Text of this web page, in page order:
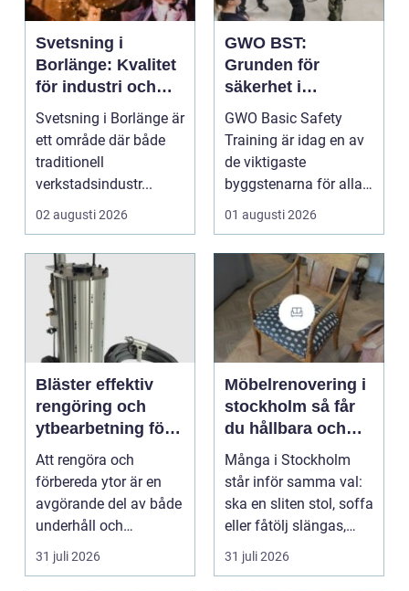
Svetsning i
Borlänge: Kvalitet
för industri och
konstruktion
Svetsning i Borlänge är
ett område där både
traditionell
verkstadsindustr...
02 augusti 2026
GWO BST:
Grunden för
säkerhet i
vindkraftsbransch
en
GWO Basic Safety
Training är idag en av
de viktigaste
byggstenarna för alla
som vill arbet...
01 augusti 2026
Bläster effektiv
rengöring och
ytbearbetning för
proffs och
hantverkare
Att rengöra och
förbereda ytor är en
avgörande del av både
underhåll och
renovering. Färg, rost,
smu...
31 juli 2026
Möbelrenovering i
stockholm så får
du hållbara och
vackra möbler
Många i Stockholm
står inför samma val:
ska en sliten stol, soffa
eller fåtölj slängas,
säljas billi...
31 juli 2026